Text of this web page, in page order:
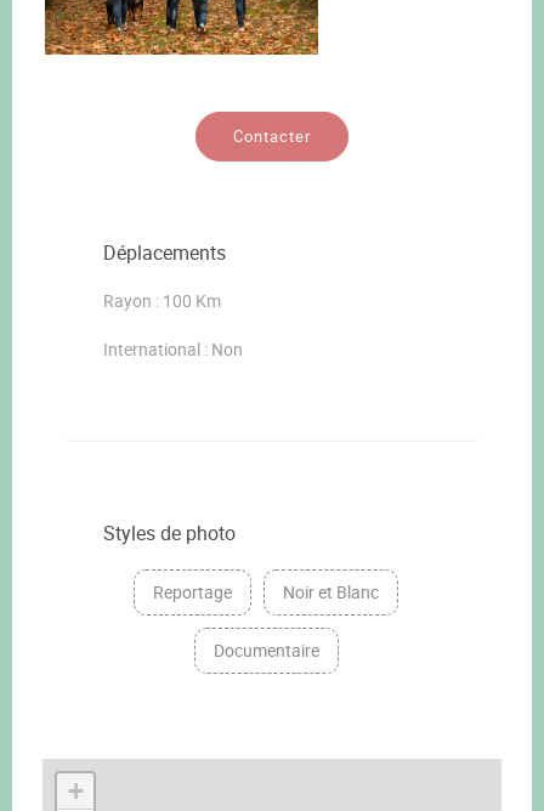
Contacter
Déplacements
Rayon : 100 Km
International : Non
Styles de photo
Reportage Noir et Blanc
Documentaire
+